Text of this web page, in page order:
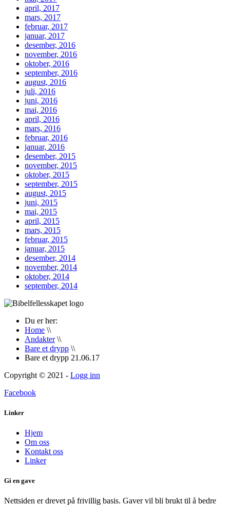
april, 2017
mars, 2017
februar, 2017
januar, 2017
desember, 2016
november, 2016
oktober, 2016
september, 2016
august, 2016
juli, 2016
juni, 2016
mai, 2016
april, 2016
mars, 2016
februar, 2016
januar, 2016
desember, 2015
november, 2015
oktober, 2015
september, 2015
august, 2015
juni, 2015
mai, 2015
april, 2015
mars, 2015
februar, 2015
januar, 2015
desember, 2014
november, 2014
oktober, 2014
september, 2014
Du er her:
Home \\
Andakter \\
Bare et drypp \\
Bare et drypp 21.06.17
Copyright © 2021 - Logg inn
Facebook
Linker
Hjem
Om oss
Kontakt oss
Linker
Gi en gave
Nettsiden er drevet på frivillig basis. Gaver vil bli brukt til å bedre